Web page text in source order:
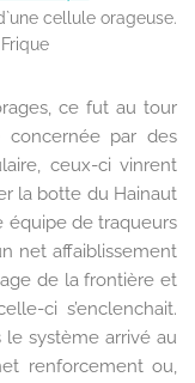
cellule orageuse.
ce fut au tour
concernée par des
ceux-ci vinrent
la botte du Hainaut
équipe de traqueurs
net affaiblissement
de la frontière et
ci s’enclenchait.
système arrivé au
renforcement ou,